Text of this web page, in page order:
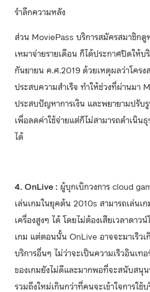
รำลึกความหลัง
ส่วน MoviePass บริการสมัครสมาชิกดู
เหมาจ่ายรายเดือน ก็ได้ประกาศปิดให้บ
กันยายน ค.ศ.2019 ด้วยเหตุผลว่าโครง
ประสบความสำเร็จ ทำให้ช่วงที่ผ่านมา
ประสบปัญหาการเงิน และพยายามปรับ
เพื่อลดค่าใช้จ่ายแต่ก็ไม่สามารถดำเนิน
ได้
4. OnLive : ผู้บุกเบิกวงการ cloud
เล่นเกมในยุคต้น 2010s สามารถเล่นเก
เครื่องสูงๆ ได้ โดยไม่ต้องเสียเวลาดาว
เกม แต่ตอนนั้น OnLive อาจจะมาเร็วเ
บริการอื่นๆ ไม่ว่าจะเป็นความเร็วอินเท
ของเกมยังไม่ดีและมากพอที่จะสนับสนุ
รวมถึงใหม่เกินกว่าที่คนจะเข้าใจการใช้